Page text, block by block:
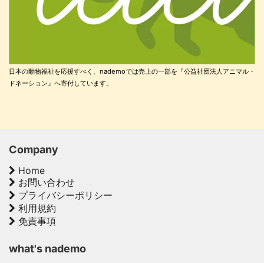
日本の動物福祉を応援すべく、nademoでは売上の一部を『公益社団法人アニマル・
ドネーション』へ寄付しています。
Company
Home
お問い合わせ
プライバシーポリシー
利用規約
免責事項
what's nademo